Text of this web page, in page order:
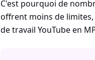
C'est pourquoi de
offrent moins de
de travail YouTube en